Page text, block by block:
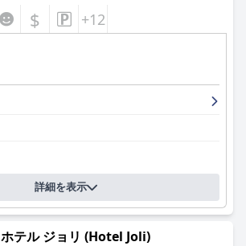
$ +12
詳細を表示
ホテル ジョリ (Hotel Joli)